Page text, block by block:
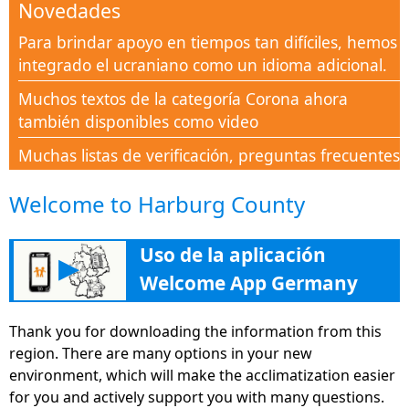
Novedades
Para brindar apoyo en tiempos tan difíciles, hemos
integrado el ucraniano como un idioma adicional.
Muchos textos de la categoría Corona ahora
también disponibles como video
Muchas listas de verificación, preguntas frecuentes
Corona
Nueva categoría Corona-Aid para apoyar a todas
las personas en este tiempo de crisis con
conocimiento
consejos, direcciones e información en la
formación continua, con el fin de encontrar su
camino en el mercado laboral alemán.
Welcome to Harburg County
▶
Uso de la aplicación
Welcome App Germany
Thank you for downloading the information from this
region. There are many options in your new
environment, which will make the acclimatization easier
for you and actively support you with many questions.